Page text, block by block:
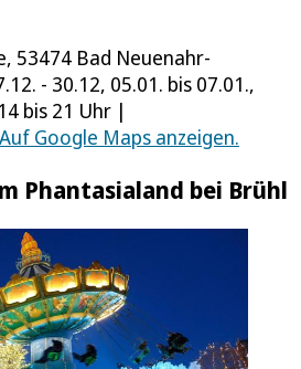
53474 Bad Neuenahr-
- 30.12, 05.01. bis 07.01.,
bis 21 Uhr |
Auf Google Maps anzeigen.
Phantasialand bei Brühl